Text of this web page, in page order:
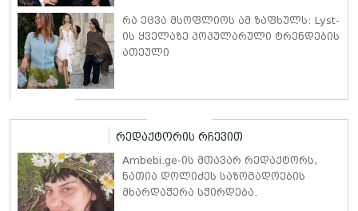
რა ეცვა მსოფლიოს ამ ზაფხულს: Lyst-
ის ყველაზე პოპულარული ტრენდების
ათეული
რედაქტორის რჩევით
Ambebi.ge-ის მთავარ რედაქტორს,
ნათია დოლიძეს საზოგადოების
მხარდაჭერა სჭირდება.